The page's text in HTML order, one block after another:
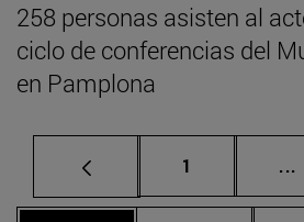
258 personas asisten al
ciclo de conferencias del
en Pamplona
Página
1 ...